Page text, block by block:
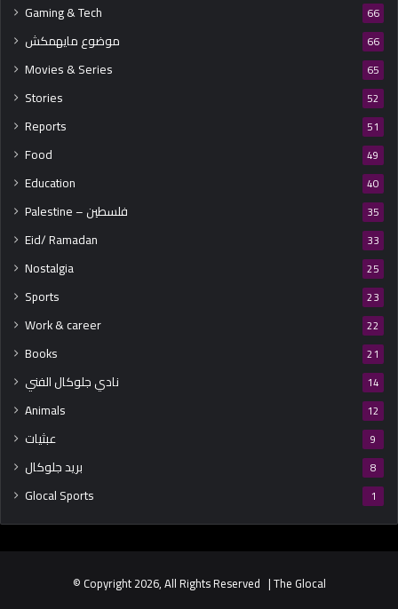
Gaming & Tech 66
موضوع مايهمكش 66
Movies & Series 65
Stories 52
Reports 51
Food 49
Education 40
Palestine – فلسطين 35
Eid/ Ramadan 33
Nostalgia 25
Sports 23
Work & career 22
Books 21
نادي جلوكال الفني 14
Animals 12
عبثيات 9
بريد جلوكال 8
Glocal Sports 1
© Copyright 2026, All Rights Reserved | The Glocal